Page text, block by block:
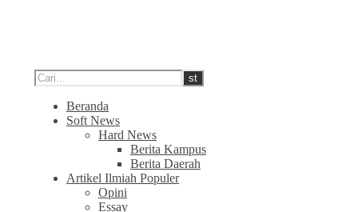
Beranda
Soft News
Hard News
Berita Kampus
Berita Daerah
Artikel Ilmiah Populer
Opini
Essay